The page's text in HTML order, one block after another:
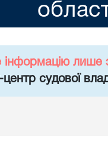
інформацію лише
судової